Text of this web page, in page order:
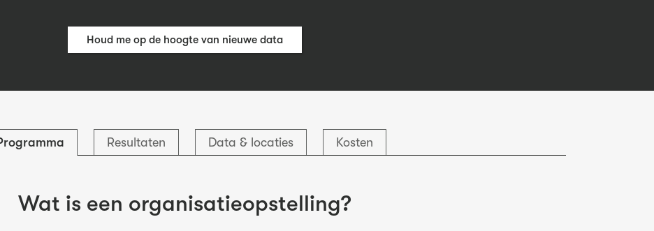
Houd me op de hoogte van nieuwe data
Resultaten Data & locaties Kosten
Wat is een organisatieopstelling?